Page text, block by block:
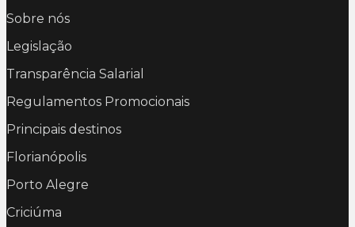
Sobre nós
Legislação
Transparência Salarial
Regulamentos Promocionais
Principais destinos
Florianópolis
Porto Alegre
Criciúma